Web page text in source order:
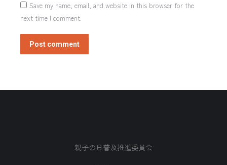
Save my name, email, and website in this browser for the
next time I comment.
Post comment
親子の日普及推進委員会